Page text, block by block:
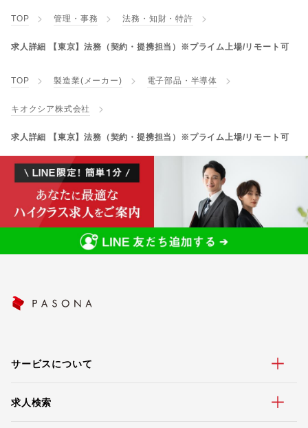
TOP 管理・事務 法務・知財・特許
求人詳細 【東京】法務（契約・提携担当）※プライム上場/リモート可
TOP 製造業(メーカー) 電子部品・半導体
キオクシア株式会社
求人詳細 【東京】法務（契約・提携担当）※プライム上場/リモート可
サービスについて
求人検索